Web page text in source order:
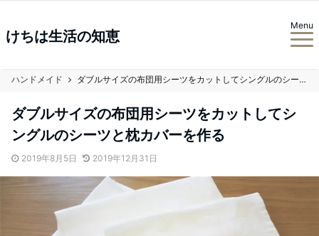
けちは生活の知恵
Menu
ハンドメイド ダブルサイズの布団用シーツをカットしてシングルのシーツと枕カバーを作る
ダブルサイズの布団用シーツをカットしてシ
ングルのシーツと枕カバーを作る
2019年8月5日 2019年12月31日